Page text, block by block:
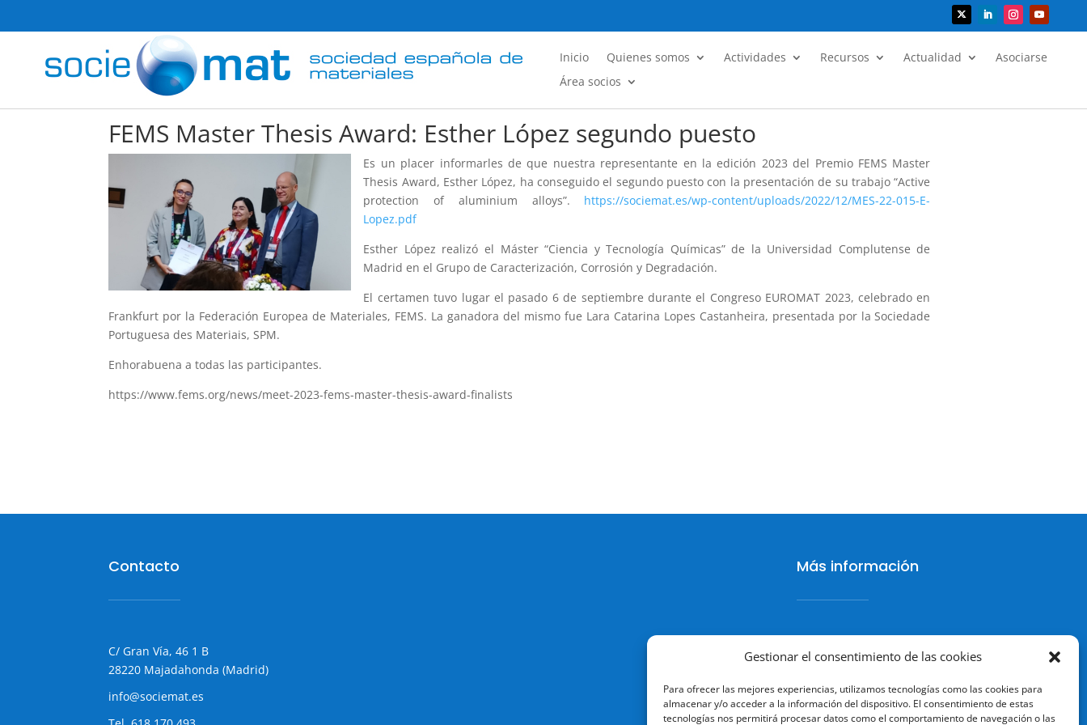
Gestionar el consentimiento de las cookies
Para ofrecer las mejores experiencias, utilizamos tecnologías como las cookies para
almacenar y/o acceder a la información del dispositivo. El consentimiento de estas
tecnologías nos permitirá procesar datos como el comportamiento de navegación o las
Inicio Quienes somos Actividades Recursos Actualidad
Asociarse
Área socios
FEMS Master Thesis Award: Esther López segundo puesto
Es un placer informarles de que nuestra representante en la edición 2023 del Premio FEMS Master
Thesis Award, Esther López, ha conseguido el segundo puesto con la presentación de su trabajo “Active
protection of aluminium alloys”. https://sociemat.es/wp-content/uploads/2022/12/MES-22-015-E-
Lopez.pdf
Esther López realizó el Máster “Ciencia y Tecnología Químicas” de la Universidad Complutense de
Madrid en el Grupo de Caracterización, Corrosión y Degradación.
El certamen tuvo lugar el pasado 6 de septiembre durante el Congreso EUROMAT 2023, celebrado en
Frankfurt por la Federación Europea de Materiales, FEMS. La ganadora del mismo fue Lara Catarina Lopes Castanheira, presentada por la Sociedade
Portuguesa des Materiais, SPM.
Enhorabuena a todas las participantes.
https://www.fems.org/news/meet-2023-fems-master-thesis-award-finalists
Contacto
C/ Gran Vía, 46 1 B
28220 Majadahonda (Madrid)
info@sociemat.es
Más información
Política de cookies
Aviso legal